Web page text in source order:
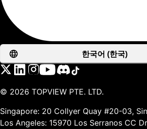
한국어 (한국)
© 2026 TOPVIEW PTE. LTD.
Singapore: 20 Collyer Quay #20-03,
Los Angeles: 15970 Los Serranos CC